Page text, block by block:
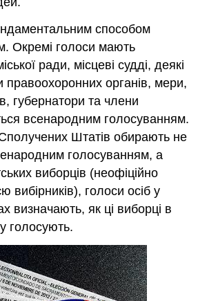
способом
Окремі голоси мають
ради, місцеві судді, деякі
правоохоронних органів, мери,
губернатори та члени
всенародним голосуванням.
Штатів обирають не
голосуванням, а
виборців (неофіційно
вибірників), голоси осіб у
визначають, як ці виборці в
голосують.